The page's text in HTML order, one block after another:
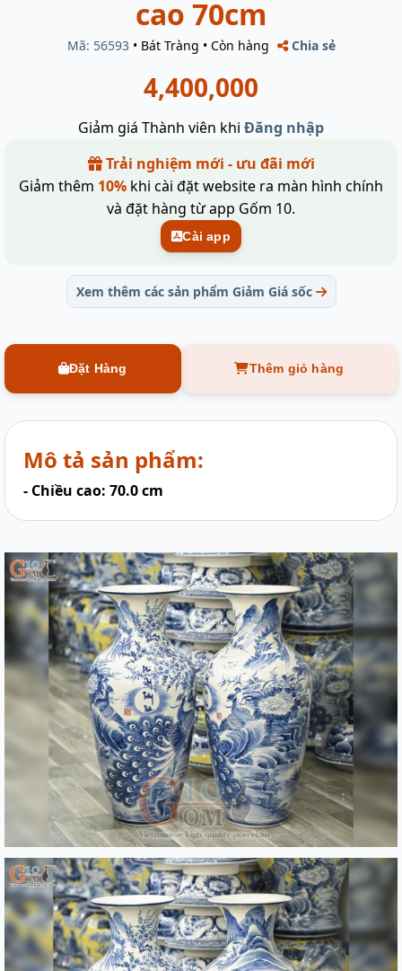
cao 70cm
Mã: 56593 • Bát Tràng • Còn hàng Chia sẻ
4,400,000
Giảm giá Thành viên khi Đăng nhập
Trải nghiệm mới - ưu đãi mới
Giảm thêm 10% khi cài đặt website ra màn hình chính
và đặt hàng từ app Gốm 10.
Cài app
Xem thêm các sản phẩm Giảm Giá sốc
Đặt Hàng Thêm giỏ hàng
Mô tả sản phẩm:
- Chiều cao: 70.0 cm